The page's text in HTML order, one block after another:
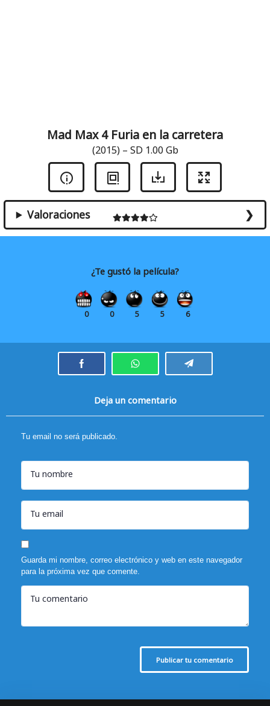
Mad Max 4 Furia en la carretera
(2015) – SD 1.00 Gb
Valoraciones
¿Te gustó la película?
0 0 5 5 6
Deja un comentario
Tu email no será publicado.
Tu nombre
Tu email
Guarda mi nombre, correo electrónico y web en este navegador
para la próxima vez que comente.
Tu comentario
Publicar tu comentario